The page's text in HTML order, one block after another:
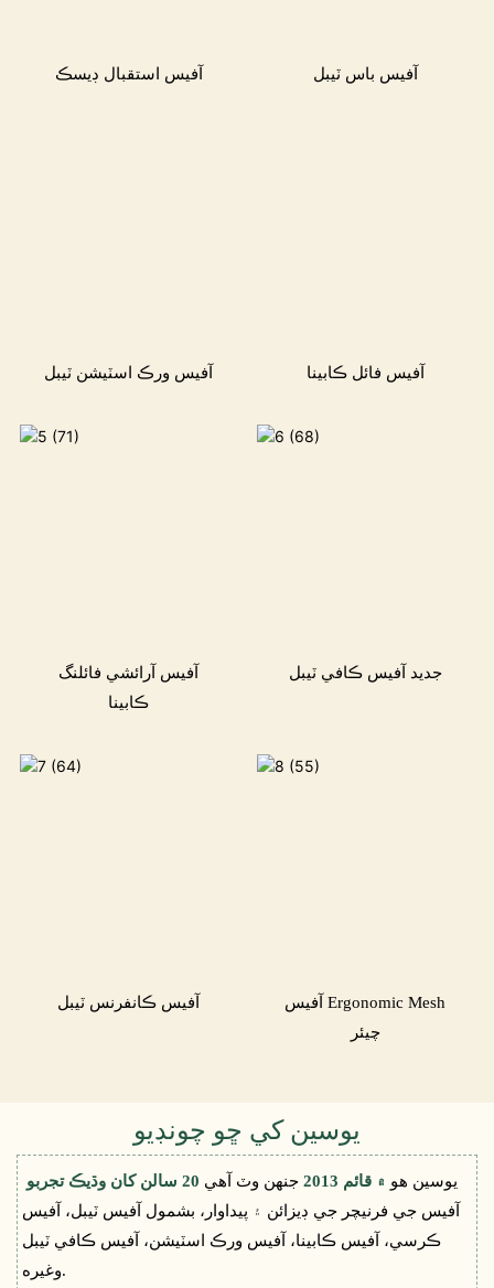
آفيس استقبال ڊيسڪ آفيس باس ٽيبل
آفيس ورڪ اسٽيشن ٽيبل آفيس فائل ڪابينا
آفيس آرائشي فائلنگ
ڪابينا
جديد آفيس ڪافي ٽيبل
آفيس ڪانفرنس ٽيبل
آفيس Ergonomic Mesh
چيئر
يوسين کي ڇو چونڊيو
يوسين هو ۾ قائم 2013 جنهن وٽ آهي 20 سالن کان وڌيڪ تجربو
آفيس جي فرنيچر جي ڊيزائن ۽ پيداوار، بشمول آفيس ٽيبل، آفيس
ڪرسي، آفيس ڪابينا، آفيس ورڪ اسٽيشن، آفيس ڪافي ٽيبل
وغيره.